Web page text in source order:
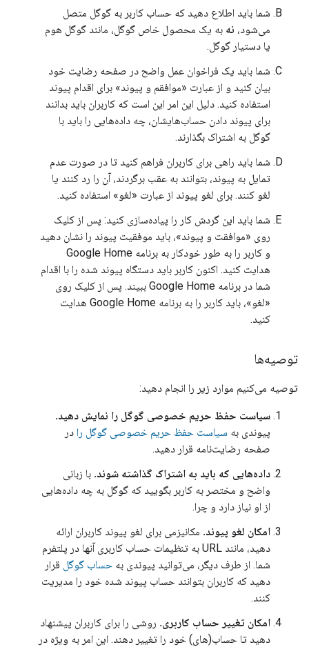
شما باید اطلاع دهید که حساب کاربر به گوگل متصل
می‌شود، نه به یک محصول خاص گوگل، مانند گوگل هوم
یا دستیار گوگل.
شما باید یک فراخوان عمل واضح در صفحه رضایت خود
بیان کنید و از عبارت «موافقم و پیوند» برای اقدام پیوند
استفاده کنید. دلیل این امر این است که کاربران باید بدانند
برای پیوند دادن حساب‌هایشان، چه داده‌هایی را باید با
گوگل به اشتراک بگذارند.
شما باید راهی برای کاربران فراهم کنید تا در صورت عدم
تمایل به پیوند، بتوانند به عقب برگردند، آن را رد کنند یا
لغو کنند. برای لغو پیوند از عبارت «لغو» استفاده کنید.
شما باید این گردش کار را پیاده‌سازی کنید: پس از کلیک
روی «موافقت و پیوند»، باید موفقیت پیوند را نشان دهید
و کاربر را به طور خودکار به برنامه Google Home
هدایت کنید. اکنون کاربر باید دستگاه پیوند شده را با اقدام
شما در برنامه Google Home ببیند. پس از کلیک روی
«لغو»، باید کاربر را به برنامه Google Home هدایت
کنید.
توصیه‌ها
توصیه می‌کنیم موارد زیر را انجام دهید:
سیاست حفظ حریم خصوصی گوگل را نمایش دهید.
پیوندی به سیاست حفظ حریم خصوصی گوگل را در
صفحه رضایت‌نامه قرار دهید.
داده‌هایی که باید به اشتراک گذاشته شوند. با زبانی
واضح و مختصر به کاربر بگویید که گوگل به چه داده‌هایی
از او نیاز دارد و چرا.
امکان لغو پیوند. مکانیزمی برای لغو پیوند کاربران ارائه
دهید، مانند URL به تنظیمات حساب کاربری آنها در پلتفرم
شما. از طرف دیگر، می‌توانید پیوندی به حساب گوگل قرار
دهید که کاربران بتوانند حساب پیوند شده خود را مدیریت
کنند.
امکان تغییر حساب کاربری. روشی را برای کاربران پیشنهاد
دهید تا حساب(های) خود را تغییر دهند. این امر به ویژه در